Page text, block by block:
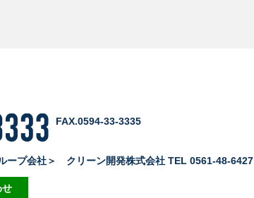
FAX.0594-33-3335
ープ会社＞ クリーン開発株式会社 TEL 0561-48-6427
せ